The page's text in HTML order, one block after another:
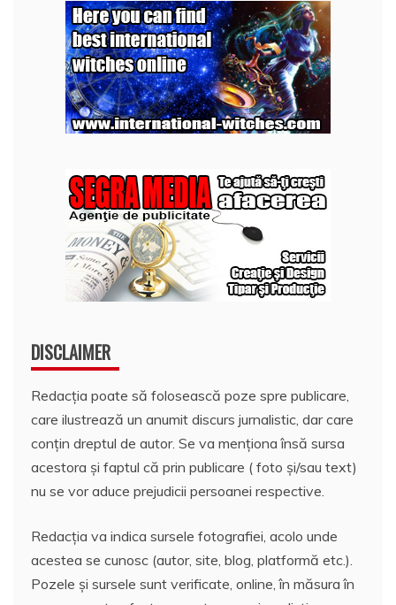
DISCLAIMER
Redacția poate să folosească poze spre publicare,
care ilustrează un anumit discurs jurnalistic, dar care
conțin dreptul de autor. Se va menționa însă sursa
acestora și faptul că prin publicare ( foto și/sau text)
nu se vor aduce prejudicii persoanei respective.
Redacția va indica sursele fotografiei, acolo unde
acestea se cunosc (autor, site, blog, platformă etc.).
Pozele și sursele sunt verificate, online, în măsura în